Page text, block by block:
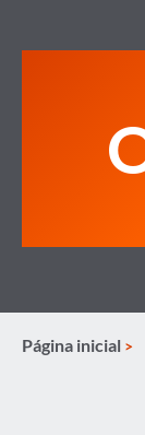
Página inicial